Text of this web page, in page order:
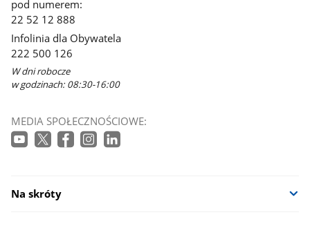
pod numerem:
22 52 12 888
Infolinia dla Obywatela
222 500 126
W dni robocze
w godzinach: 08:30-16:00
MEDIA SPOŁECZNOŚCIOWE:
Na skróty